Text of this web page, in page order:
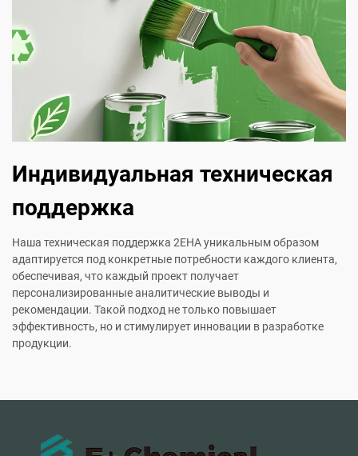
Индивидуальная техническая
поддержка
Наша техническая поддержка 2EHA уникальным образом
адаптируется под конкретные потребности каждого клиента,
обеспечивая, что каждый проект получает
персонализированные аналитические выводы и
рекомендации. Такой подход не только повышает
эффективность, но и стимулирует инновации в разработке
продукции.